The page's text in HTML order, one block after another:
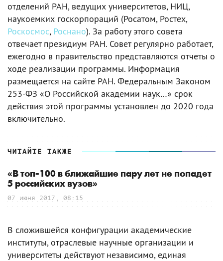
отделений РАН, ведущих университетов, НИЦ,
наукоемких госкорпораций (Росатом, Ростех,
Роскосмос, Роснано). За работу этого совета
отвечает президиум РАН. Совет регулярно работает,
ежегодно в правительство представляются отчеты о
ходе реализации программы. Информация
размещается на сайте РАН. Федеральным Законом
253-ФЗ «О Российской академии наук…» срок
действия этой программы установлен до 2020 года
включительно.
ЧИТАЙТЕ ТАКЖЕ
«В топ-100 в ближайшие пару лет не попадет
5 российских вузов»
07 июня 2017, 08:15
В сложившейся конфигурации академические
институты, отраслевые научные организации и
университеты действуют независимо, единая